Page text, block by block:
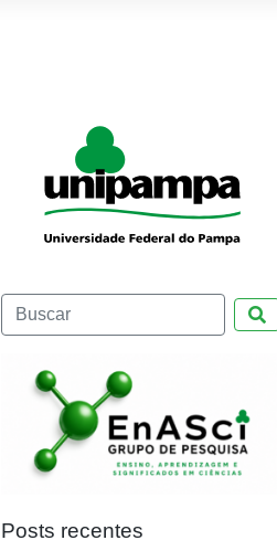
Posts recentes